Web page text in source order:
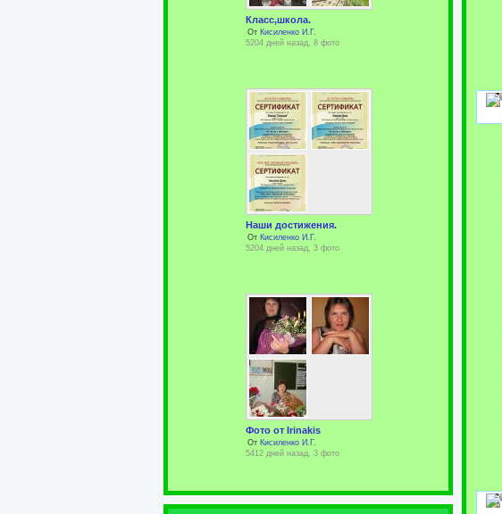
Класс,школа.
От Кисиленко И.Г.
5204 дней назад, 8 фото
Наши достижения.
От Кисиленко И.Г.
5204 дней назад, 3 фото
Фото от Irinakis
От Кисиленко И.Г.
5412 дней назад, 3 фото